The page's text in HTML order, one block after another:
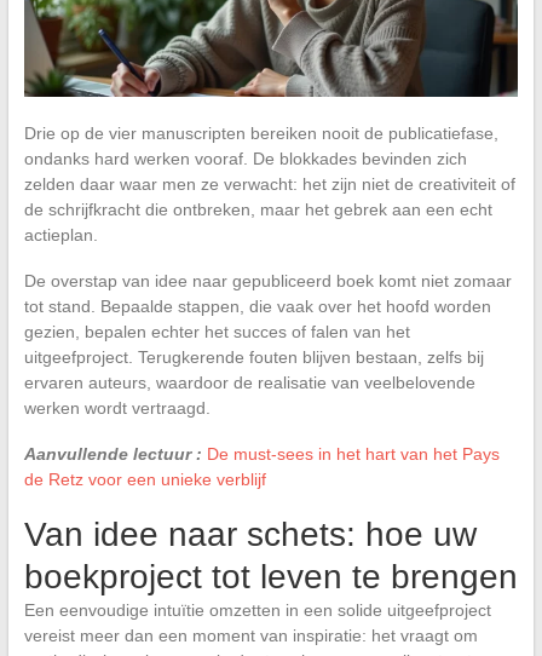
Drie op de vier manuscripten bereiken nooit de publicatiefase,
ondanks hard werken vooraf. De blokkades bevinden zich
zelden daar waar men ze verwacht: het zijn niet de creativiteit of
de schrijfkracht die ontbreken, maar het gebrek aan een echt
actieplan.
De overstap van idee naar gepubliceerd boek komt niet zomaar
tot stand. Bepaalde stappen, die vaak over het hoofd worden
gezien, bepalen echter het succes of falen van het
uitgeefproject. Terugkerende fouten blijven bestaan, zelfs bij
ervaren auteurs, waardoor de realisatie van veelbelovende
werken wordt vertraagd.
Aanvullende lectuur : De must-sees in het hart van het Pays
de Retz voor een unieke verblijf
Van idee naar schets: hoe uw
boekproject tot leven te brengen
Een eenvoudige intuïtie omzetten in een solide uitgeefproject
vereist meer dan een moment van inspiratie: het vraagt om